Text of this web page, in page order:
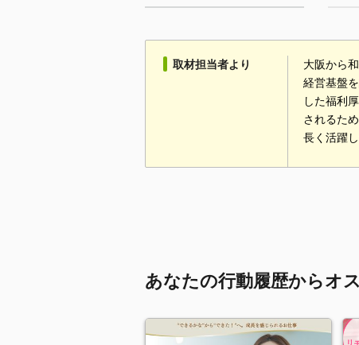
取材担当者より
大阪から
経営基盤
した福利
されるた
長く活躍
あなたの行動履歴からオ